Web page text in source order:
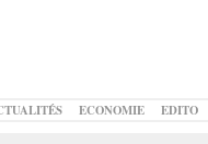
ECONOMIE EDITO